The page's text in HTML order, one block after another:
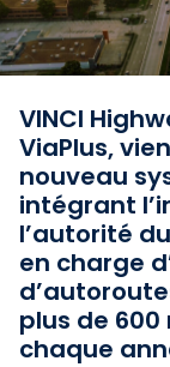
VINCI
ViaPlus,
nouveau
intégrant
l’autorité
en charge
plus de
chaque